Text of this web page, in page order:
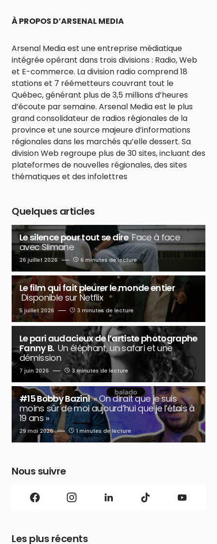
À PROPOS D’ARSENAL MEDIA
Arsenal Media est une entreprise médiatique
intégrée opérant dans trois divisions : Radio, Web
et E-commerce. La division radio comprend 18
stations et 7 réémetteurs couvrant tout le
Québec, générant plus de 3,5 millions d’heures
d’écoute par semaine. Arsenal Media est le plus
grand consolidateur de radios régionales de la
province et une source majeure d’informations
régionales dans les marchés qu’elle dessert. Sa
division Web regroupe plus de 30 sites, incluant des
plateformes de nouvelles régionales, des sites
thématiques et des infolettres
Quelques articles
Le silence pour tout se dire Face à face
avec Slimane
26 juillet 2026 6 minutes de lecture
Le film qui fait pleurer le monde entier
Disponible sur Netflix
5 juillet 2026 3 minutes de lecture
Le pari audacieux de l’artiste photographe
Fanny B. Un éléphant, un safari et une
démission
7 juin 2026 3 minutes de lecture
#15 Bobby Bazini « On dirait que je suis
moins sûr de moi aujourd’hui que je l’étais à
19 ans »
29 mai 2026 1 minutes de lecture
Nous suivre
Les plus récents